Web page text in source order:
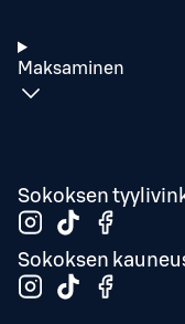
Maksaminen
Sokoksen
Sokoksen